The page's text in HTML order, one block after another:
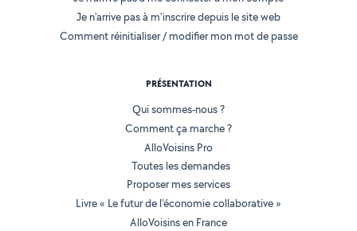
Je n'arrive pas à m'inscrire depuis le site web
Comment réinitialiser / modifier mon mot de passe
PRÉSENTATION
Qui sommes-nous ?
Comment ça marche ?
AlloVoisins Pro
Toutes les demandes
Proposer mes services
Livre « Le futur de l'économie collaborative »
AlloVoisins en France